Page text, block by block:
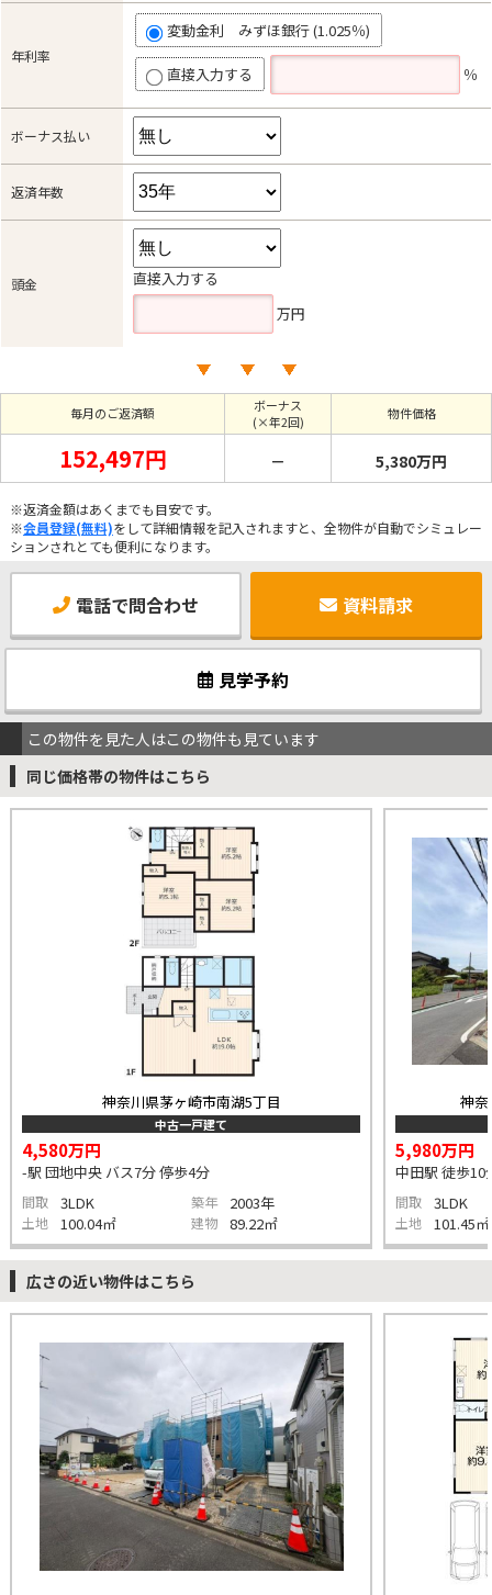
年利率
変動金利 みずほ銀行 (1.025％)
直接入力する ％
ボーナス払い
返済年数
頭金
直接入力する
万円
毎月のご返済額
ボーナス
(×年2回)
物件価格
152,497円 － 5,380万円
※返済金額はあくまでも目安です。
※会員登録(無料)をして詳細情報を記入されますと、全物件が自動でシミュレー
ションされとても便利になります。
電話で問合わせ 資料請求
見学予約
この物件を見た人はこの物件も見ています
同じ価格帯の物件はこちら
神奈川県茅ヶ崎市南湖5丁目
中古一戸建て
4,580万円
-駅 団地中央 バス7分 停歩4分
間取 3LDK 築年 2003年
土地 100.04㎡ 建物 89.22㎡
神
5,980万円
中田駅 徒歩10
間取 3LDK
土地 101.45㎡
広さの近い物件はこちら